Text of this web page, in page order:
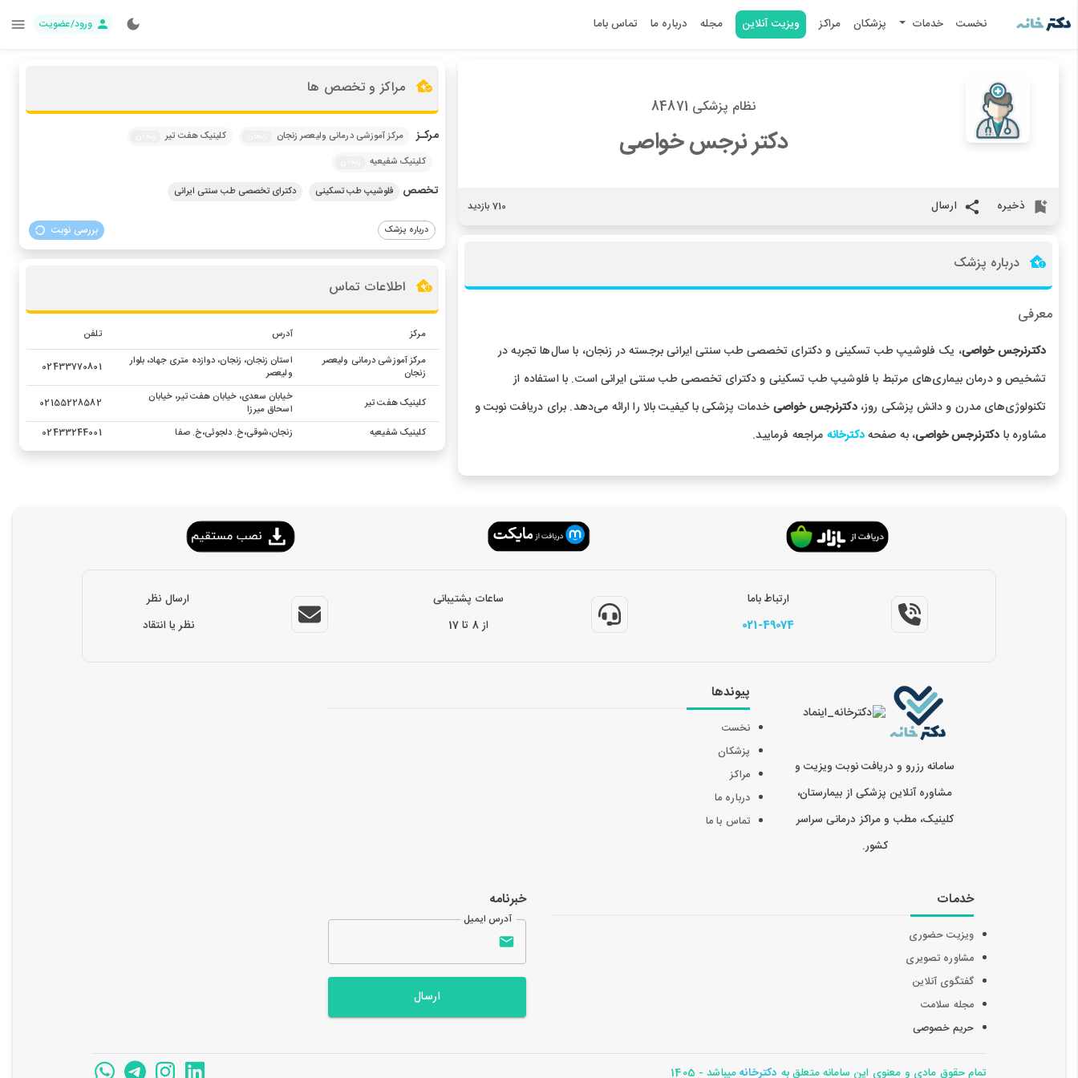
نخست خدمات پزشکان مراکز ویزیت آنلاین مجله درباره ما تماس باما ورود/عضویت
نظام پزشکی 84871
دکتر نرجس خواصی
ذخیره ارسال 710 بازدید
درباره پزشک
معرفی
دکترنرجس خواصی، یک فلوشیپ طب تسکینی و دکترای تخصصی طب سنتی ایرانی برجسته در زنجان، با سال‌ها تجربه در
تشخیص و درمان بیماری‌های مرتبط با فلوشیپ طب تسکینی و دکترای تخصصی طب سنتی ایرانی است. با استفاده از
تکنولوژی‌های مدرن و دانش پزشکی روز،دکترنرجس خواصیخدمات پزشکی با کیفیت بالا را ارائه می‌دهد. برای دریافت نوبت و
مشاوره با دکترنرجس خواصی، به صفحهدکترخانه مراجعه فرمایید.
مراکز و تخصص ها
مرکـز مرکز آموزشی درمانی ولیعصر زنجان کلینیک هفت تیر
کلینیک شفیعیه
تخصص فلوشیپ طب تسکینی دکترای تخصصی طب سنتی ایرانی
درباره پزشک بررسی نوبت
اطلاعات تماس
مرکز آدرس
تلفن
مرکز آموزشی درمانی ولیعصر
زنجان
استان زنجان، زنجان، دوازده متری جهاد، بلوار
ولیعصر
02433770801
کلینیک هفت تیر
خیابان سعدی، خیابان هفت تیر، خیابان
اسحاق میرزا
02155228582
کلینیک شفیعیه
زنجان،شوقی،خ. دلجوئی،خ. صفا 02433244001
ارتباط باما
021-49074
ساعات پشتیبانی
از 8 تا 17
ارسال نظر
نظر یا انتقاد
سامانه رزرو و دریافت نوبت ویزیت و
مشاوره آنلاین پزشکی از بیمارستان،
کلینیک، مطب و مراکز درمانی سراسر
کشور.
پیوندها
نخست
پزشکان
مراکز
درباره ما
تماس با ما
خدمات
ویزیت حضوری
مشاوره تصویری
گفتگوی آنلاین
مجله سلامت
حریم خصوصی
خبرنامه
آدرس ایمیل
ارسال
تمام حقوق مادی و معنوی این سامانه متعلق به دکترخانهمیباشد - 1405